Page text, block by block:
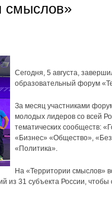
смыслов»
Сегодня, 5 августа,
образовательный форум
За месяц участниками
молодых лидеров со всей
тематических сообществ:
«Бизнес» «Общество»,
«Политика».
На «Территории смыслов»
из 31 субъекта России,